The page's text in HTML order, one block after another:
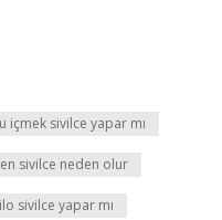
içmek sivilce yapar mı
sivilce neden olur
sivilce yapar mı